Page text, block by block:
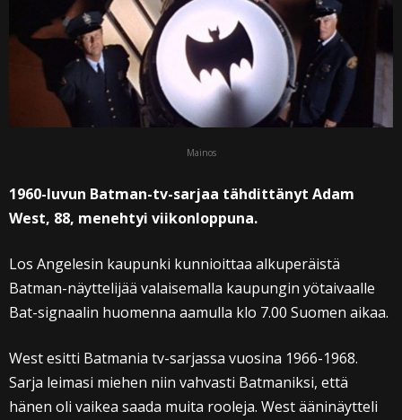
Mainos
1960-luvun Batman-tv-sarjaa tähdittänyt Adam
West, 88, menehtyi viikonloppuna.
Los Angelesin kaupunki kunnioittaa alkuperäistä
Batman-näyttelijää valaisemalla kaupungin yötaivaalle
Bat-signaalin huomenna aamulla klo 7.00 Suomen aikaa.
West esitti Batmania tv-sarjassa vuosina 1966-1968.
Sarja leimasi miehen niin vahvasti Batmaniksi, että
hänen oli vaikea saada muita rooleja. West ääninäytteli